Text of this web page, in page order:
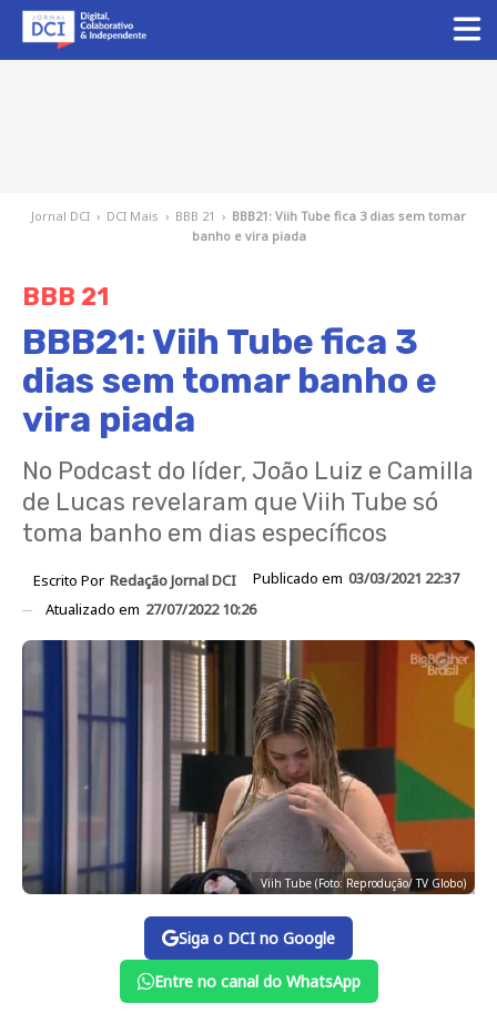
Jornal DCI › DCI Mais › BBB 21 › BBB21: Viih Tube fica 3 dias sem tomar
banho e vira piada
BBB 21
BBB21: Viih Tube fica 3
dias sem tomar banho e
vira piada
No Podcast do líder, João Luiz e Camilla
de Lucas revelaram que Viih Tube só
toma banho em dias específicos
Escrito Por Redação Jornal DCI Publicado em 03/03/2021 22:37
Atualizado em 27/07/2022 10:26
Viih Tube (Foto: Reprodução/ TV Globo)
Siga o DCI no Google
Entre no canal do WhatsApp